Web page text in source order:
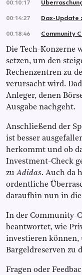
00:10:17
00:14:27
Dax-Update
00:18:46
Community
Die Tech-Konzerne
setzen, um den
Rechenzentren zu
verursacht wird.
Anleger, denen
Ausgabe nachgeht.
Anschließend der
ist besser
herkommt und ob
Investment-Check
zuAdidas. Auch da
ordentliche
daraufhin nun in
In der Community-
beantwortet, wie
investieren können,
Bargeldreserven zu
Fragen oder